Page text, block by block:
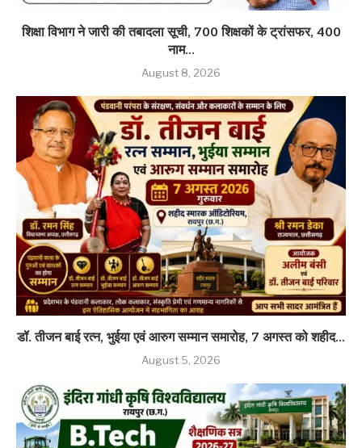
शिक्षा विभाग ने जारी की तबादला सूची, 700 शिक्षकों के ट्रांसफर, 400
नाम...
August 8, 2026
डॉ. तीजन बाई रत्न, भुईया एवं आरुग सम्मान समारोह, 7 अगस्त को शहीद...
August 5, 2026